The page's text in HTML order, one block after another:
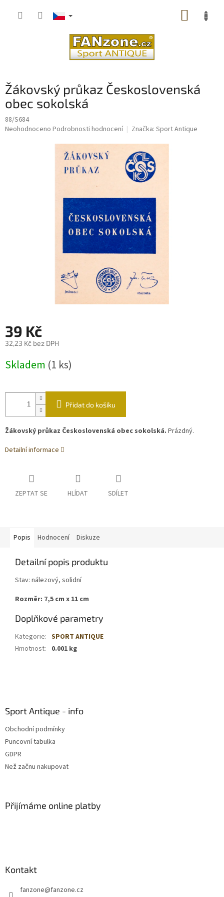
Žákovský průkaz Československá
obec sokolská
88/S684
Průměrné
Neohodnoceno Podrobnosti hodnocení Značka: Sport Antique
39 Kč
32,23 Kč bez DPH
cena:
Skladem (1 ks)
Přidat do košíku
Žákovský průkaz Československá obec sokolská. Prázdný.
Detailní informace
ZEPTAT SE HLÍDAT SDÍLET
Popis Hodnocení Diskuze
Detailní popis produktu
Stav: nálezový, solidní
Rozměr: 7,5 cm x 11 cm
Doplňkové parametry
Kategorie: SPORT ANTIQUE
Hmotnost: 0.001 kg
Sport Antique - info
Obchodní podmínky
Puncovní tabulka
GDPR
Než začnu nakupovat
Přijímáme online platby
Kontakt
fanzone@fanzone.cz